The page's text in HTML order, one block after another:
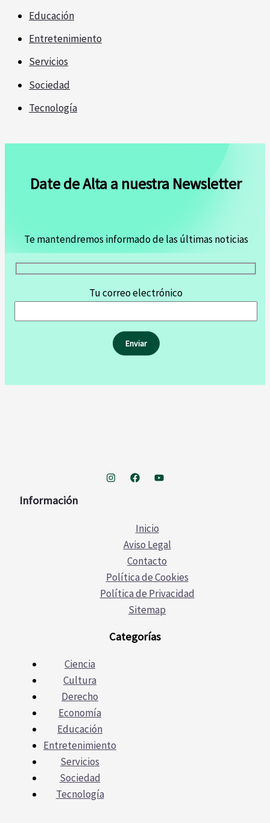
Educación
Entretenimiento
Servicios
Sociedad
Tecnología
Date de Alta a nuestra Newsletter
Te mantendremos informado de las últimas noticias
Tu correo electrónico
Información
Inicio
Aviso Legal
Contacto
Política de Cookies
Política de Privacidad
Sitemap
Categorías
Ciencia
Cultura
Derecho
Economía
Educación
Entretenimiento
Servicios
Sociedad
Tecnología